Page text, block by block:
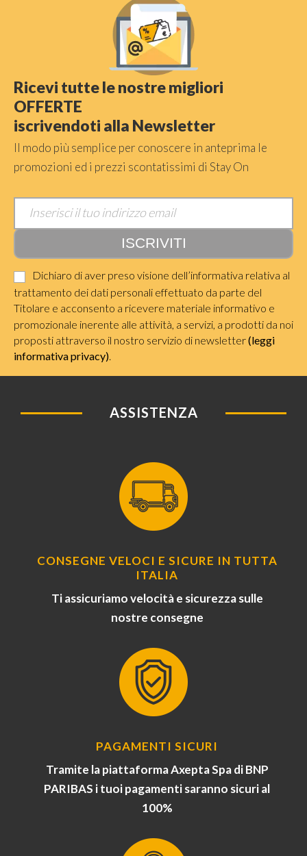
Ricevi tutte le nostre migliori
OFFERTE
iscrivendoti alla Newsletter
Il modo più semplice per conoscere in anteprima le
promozioni ed i prezzi scontatissimi di Stay On
Dichiaro di aver preso visione dell’informativa relativa al
trattamento dei dati personali effettuato da parte del
Titolare e acconsento a ricevere materiale informativo e
promozionale inerente alle attività, a servizi, a prodotti da noi
proposti attraverso il nostro servizio di newsletter(leggi
informativa privacy).
ASSISTENZA
CONSEGNE VELOCI E SICURE IN TUTTA
ITALIA
Ti assicuriamo velocità e sicurezza sulle
nostre consegne
PAGAMENTI SICURI
Tramite la piattaforma Axepta Spa di BNP
PARIBAS i tuoi pagamenti saranno sicuri al
100%